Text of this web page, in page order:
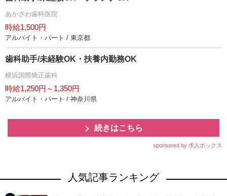
あかざわ歯科医院
時給1,500円
アルバイト・パート / 東京都
歯科助手/未経験OK・扶養内勤務OK
横浜国際矯正歯科
時給1,250円～1,350円
アルバイト・パート / 神奈川県
続きはこちら
sponsored by 求人ボックス
人気記事ランキング